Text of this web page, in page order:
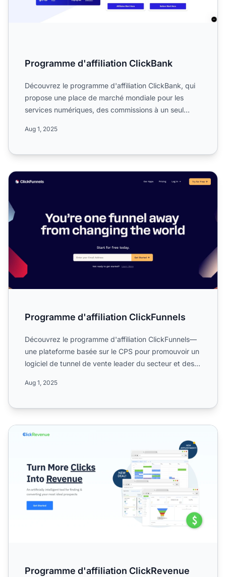
Programme d'affiliation ClickBank
Découvrez le programme d'affiliation ClickBank, qui
propose une place de marché mondiale pour les
services numériques, des commissions à un seul
Aug 1, 2025
Programme d'affiliation ClickFunnels
Programme d'affiliation ClickFunnels
Découvrez le programme d'affiliation ClickFunnels—
une plateforme basée sur le CPS pour promouvoir un
logiciel de tunnel de vente leader du secteur et des
Aug 1, 2025
Programme d'affiliation ClickRevenue
Programme d'affiliation ClickRevenue